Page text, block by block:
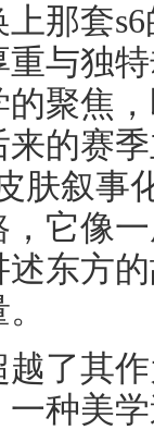
那套
与独
聚焦
的赛
肤叙事
它像
东方
越了其
种美